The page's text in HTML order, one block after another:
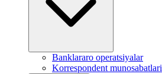
Banklararo operatsiyalar
Korrespondent munosabatlari